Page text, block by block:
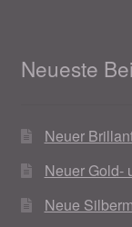
Ostergeschenke
Ostergeschenke
Ostergeschenke
Neueste
Neuer
Neuer Gold-
Neue